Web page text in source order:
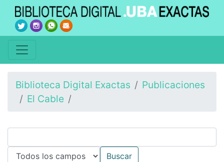
Biblioteca Digital Exactas
Publicaciones
El Cable